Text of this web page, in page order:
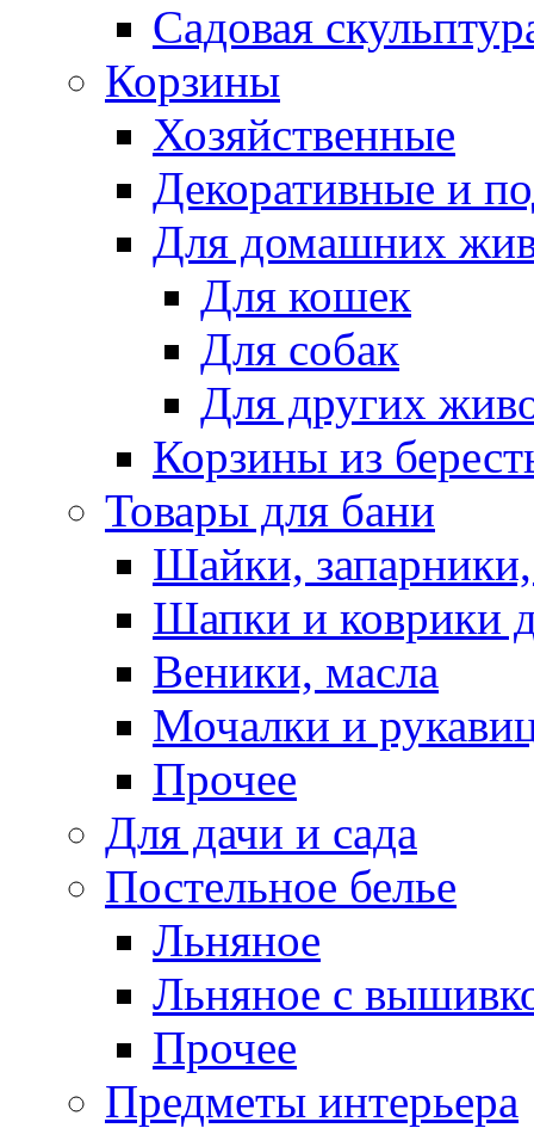
Садовая
Корзины
Хозяйственные
Декоративные и
Для домашних
Для кошек
Для собак
Для других
Корзины из
Товары для бани
Шайки,
Шапки и коврики
Веники, масла
Мочалки и
Прочее
Для дачи и сада
Постельное белье
Льняное
Льняное с
Прочее
Предметы интерьера